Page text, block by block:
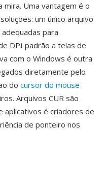
mira. Uma vantagem é o
um único arquivo
para
DPI padrão a telas de
com o Windows é outra
diretamente pelo
do cursor do mouse
Arquivos CUR são
aplicativos é criadores de
de ponteiro nos